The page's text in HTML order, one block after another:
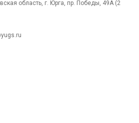
область, г. Юрга, пр. Победы, 49А (2